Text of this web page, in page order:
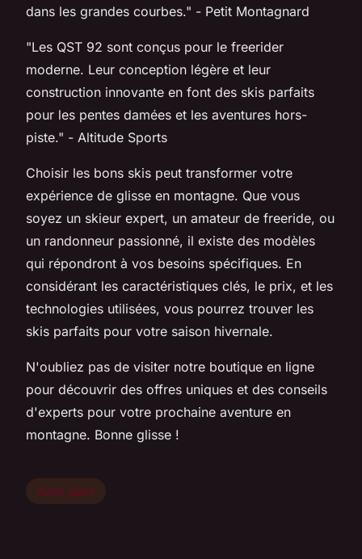
dans les grandes courbes." - Petit Montagnard
"Les QST 92 sont conçus pour le freerider
moderne. Leur conception légère et leur
construction innovante en font des skis parfaits
pour les pentes damées et les aventures hors-
piste." - Altitude Sports
Choisir les bons skis peut transformer votre
expérience de glisse en montagne. Que vous
soyez un skieur expert, un amateur de freeride, ou
un randonneur passionné, il existe des modèles
qui répondront à vos besoins spécifiques. En
considérant les caractéristiques clés, le prix, et les
technologies utilisées, vous pourrez trouver les
skis parfaits pour votre saison hivernale.
N'oubliez pas de visiter notre boutique en ligne
pour découvrir des offres uniques et des conseils
d'experts pour votre prochaine aventure en
montagne. Bonne glisse !
Autre sport